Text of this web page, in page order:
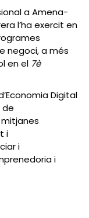
a Amena-
l’ha exercit en
negoci, a més
en el 7è
Digital
de
i
i
i